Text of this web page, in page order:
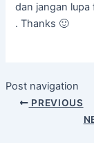
dan jangan
. Thanks 🙂
Post navigation
PREVIOUS